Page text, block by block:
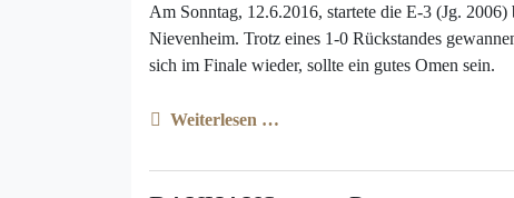
Am Sonntag, 12.6.2016, startete die E-3 (Jg.
Nievenheim. Trotz eines 1-0 Rückstandes
sich im Finale wieder, sollte ein gutes Omen sein.
Weiterlesen …